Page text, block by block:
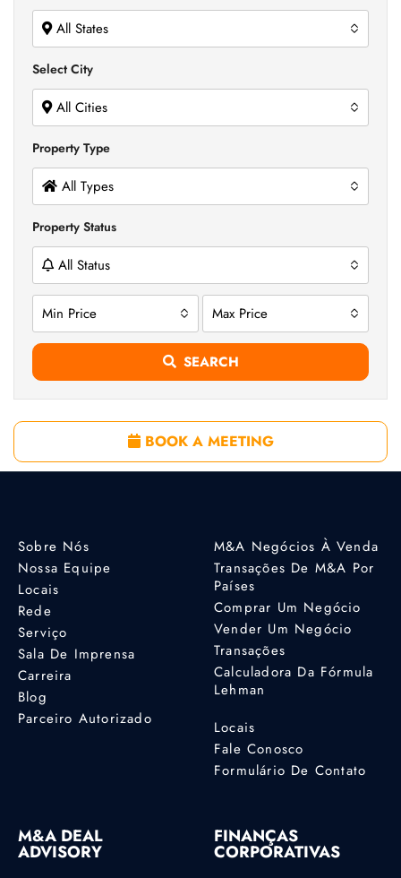
All States
Select City
All Cities
Property Type
All Types
Property Status
All Status
Min Price Max Price
SEARCH
BOOK A MEETING
Sobre Nós
Nossa Equipe
Locais
Rede
Serviço
Sala De Imprensa
Carreira
Blog
Parceiro Autorizado
M&A Negócios À Venda
Transações De M&A Por
Países
Comprar Um Negócio
Vender Um Negócio
Transações
Calculadora Da Fórmula
Lehman
Locais
Fale Conosco
Formulário De Contato
M&A DEAL
ADVISORY
FINANÇAS
CORPORATIVAS